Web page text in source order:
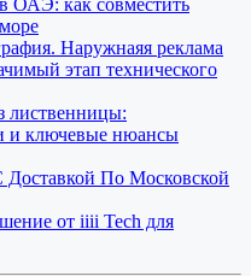
Наружнаяя реклама
этап технического
лиственницы:
и ключевые нюансы
По Московской
от iiii Tech для